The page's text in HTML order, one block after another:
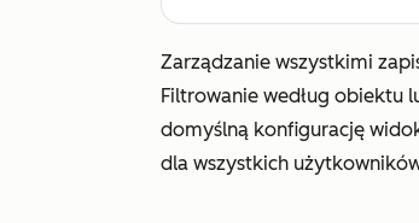
Zarządzanie wszystkimi
Filtrowanie według obiektu
domyślną konfigurację
dla wszystkich